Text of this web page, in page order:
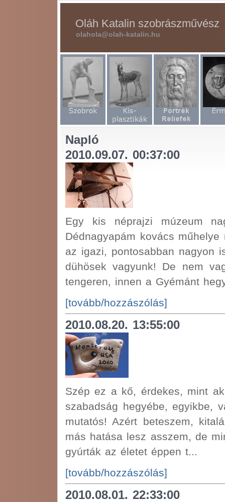
Oláh Katalin szobrászművész
olahola@olah-katalin.hu
Napló
2010.09.07. 00:37:00
Egy kis néprajzi múzeum
Dédnagyapám kovács
az igazi, pontosabban nagyon
dühösek vagyunk! De nem
tengeren, innen a Gyémánt
[tovább/hozzászólás]
2010.08.20. 13:55:00
Szép ez a kő, érdekes, mint
szabadság hegyébe, egyikbe,
mutatós! Azért beteszem,
más hatása lesz asszem, de
gyúrták az életet éppen t...
[tovább/hozzászólás]
2010.08.01. 22:33:00